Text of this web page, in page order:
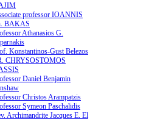
professor IOANNIS
BAKAS
Athanasios G.
Konstantinos-Gust Belezos
CHRYSOSTOMOS
Daniel Benjamin
Christos Arampatzis
Symeon Paschalidis
Archimandrite Jacques E. El